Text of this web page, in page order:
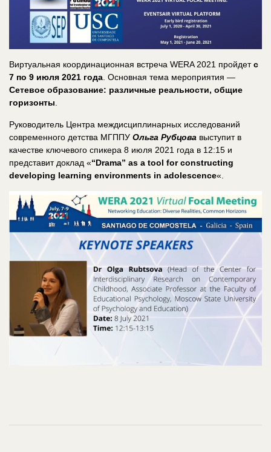
Виртуальная координационная встреча WERA 2021 пройдетс
7 по 9 июля 2021 года. Основная тема мероприятия —
Сетевое образование: различные реальности, общие
горизонты.
Руководитель Центра междисциплинарных исследований
современного детства МГППУ Ольга Рубцова выступит в
качестве ключевого спикера 8 июля 2021 года в 12:15 и
представит доклад «“Drama” as a tool for constructing
developing learning environments in adolescence«.